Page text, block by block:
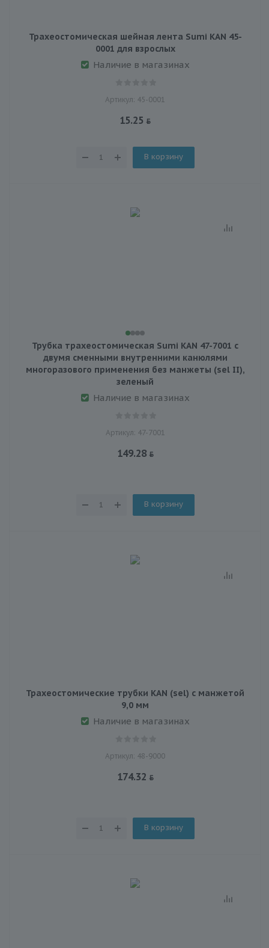
Трахеостомическая шейная лента Sumi KAN 45-
0001 для взрослых
Наличие в магазинах
Артикул: 45-0001
15.25
В корзину
Трубка трахеостомическая Sumi KAN 47-7001 с
двумя сменными внутренними канюлями
многоразового применения без манжеты (sel II),
зеленый
Наличие в магазинах
Артикул: 47-7001
149.28
В корзину
Трахеостомические трубки KAN (sel) с манжетой
9,0 мм
Наличие в магазинах
Артикул: 48-9000
174.32
В корзину